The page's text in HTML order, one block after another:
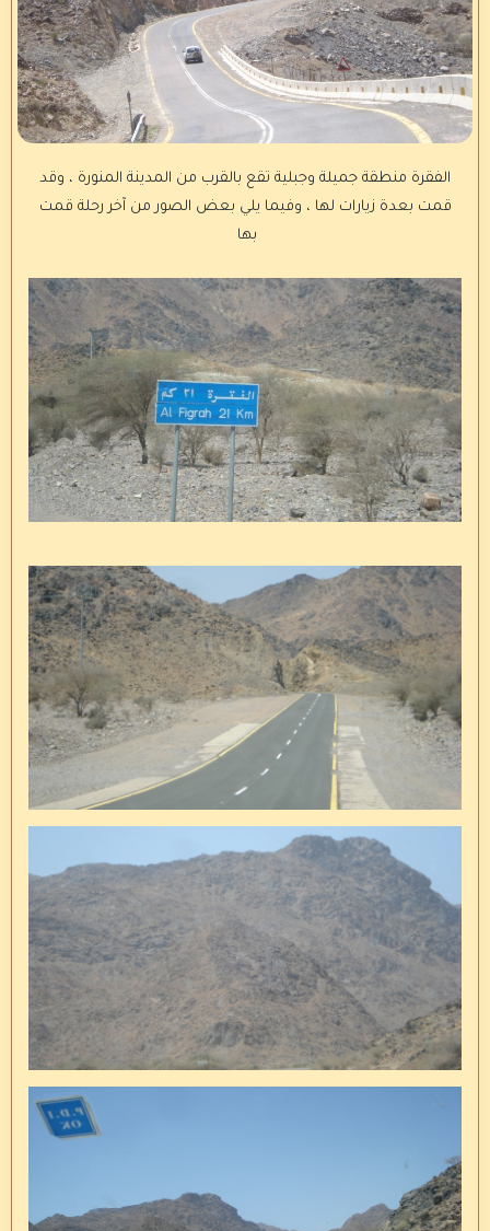
الفقرة منطقة جميلة وجبلية تقع بالقرب من المدينة المنورة ، وقد
قمت بعدة زيارات لها ، وفيما يلي بعض الصور من آخر رحلة قمت
بها